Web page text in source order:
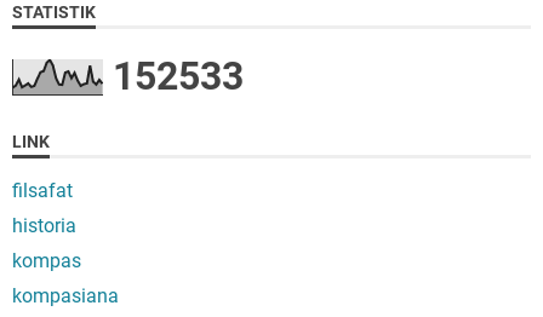
STATISTIK
152533
LINK
filsafat
historia
kompas
kompasiana